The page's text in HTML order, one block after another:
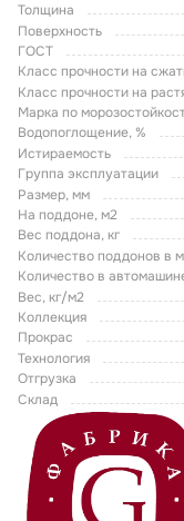
Толщина
Поверхность
ГОСТ
Класс прочности на
Класс прочности на
Марка по
Водопоглощение, %
Истираемость
Группа эксплуатации
Размер, мм
На поддоне, м2
Вес поддона, кг
Количество поддонов в
Количество в
Вес, кг/м2
Коллекция
Прокрас
Технология
Отгрузка
Склад